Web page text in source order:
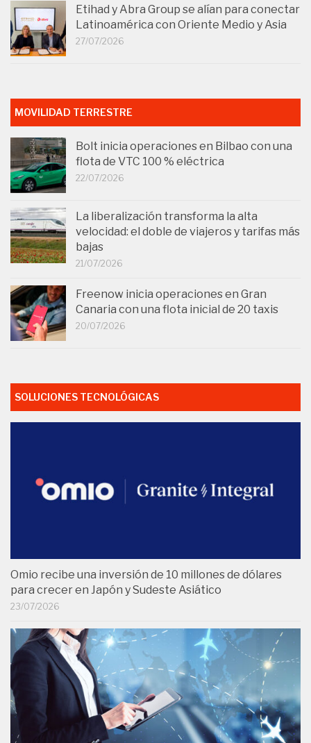
Etihad y Abra Group se alían para conectar
Latinoamérica con Oriente Medio y Asia
27/07/2026
MOVILIDAD TERRESTRE
Bolt inicia operaciones en Bilbao con una
flota de VTC 100 % eléctrica
22/07/2026
La liberalización transforma la alta
velocidad: el doble de viajeros y tarifas más
bajas
21/07/2026
Freenow inicia operaciones en Gran
Canaria con una flota inicial de 20 taxis
20/07/2026
SOLUCIONES TECNOLÓGICAS
Omio recibe una inversión de 10 millones de dólares
para crecer en Japón y Sudeste Asiático
23/07/2026